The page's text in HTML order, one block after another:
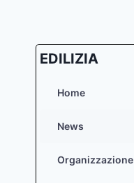
EDILIZIA
Home
News
Organizzazione